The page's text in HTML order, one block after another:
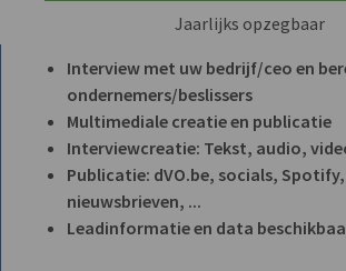
Jaarlijks opzegbaar
Interview met uw bedrijf/ceo en
ondernemers/beslissers
Multimediale creatie en publicatie
Interviewcreatie: Tekst, audio,
Publicatie: dVO.be, socials,
nieuwsbrieven, ...
Leadinformatie en data